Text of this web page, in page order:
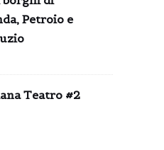
Petroio e
Teatro #2